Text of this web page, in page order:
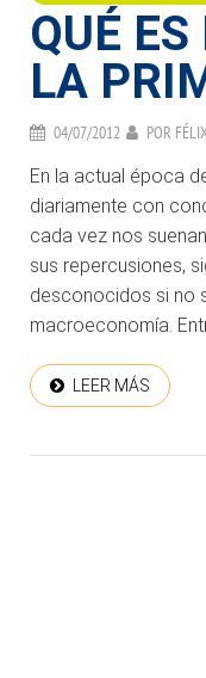
QUÉ
LA
04/07/2012 POR
En la actual época
diariamente con
cada vez nos
sus repercusiones,
desconocidos si no
macroeconomía.
LEER MÁS